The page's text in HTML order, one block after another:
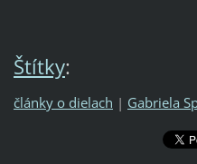
Štítky:
články o dielach | Gabriela